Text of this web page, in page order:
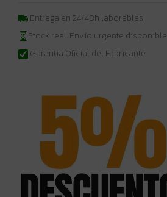
Entrega en 24/48h laborables
Stock real. Envío urgente disponible
Garantia Oficial del Fabricante